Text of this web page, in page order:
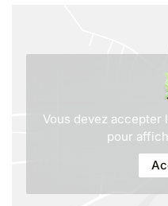
Vous devez accepter
pour